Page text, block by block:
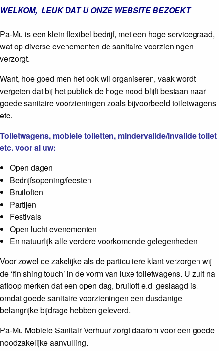
WELKOM, LEUK DAT U ONZE WEBSITE BEZOEKT
Pa-Mu is een klein flexibel bedrijf, met een hoge servicegraad,
wat op diverse evenementen de sanitaire voorzieningen
verzorgt.
Want, hoe goed men het ook wil organiseren, vaak wordt
vergeten dat bij het publiek de hoge nood blijft bestaan naar
goede sanitaire voorzieningen zoals bijvoorbeeld toiletwagens
etc.
Toiletwagens, mobiele toiletten, mindervalide/invalide toilet
etc. voor al uw:
Open dagen
Bedrijfsopening/feesten
Bruiloften
Partijen
Festivals
Open lucht evenementen
En natuurlijk alle verdere voorkomende gelegenheden
Voor zowel de zakelijke als de particuliere klant verzorgen wij
de ‘finishing touch’ in de vorm van luxe toiletwagens. U zult na
afloop merken dat een open dag, bruiloft e.d. geslaagd is,
omdat goede sanitaire voorzieningen een dusdanige
belangrijke bijdrage hebben geleverd.
Pa-Mu Mobiele Sanitair Verhuur zorgt daarom voor een goede
noodzakelijke aanvulling.